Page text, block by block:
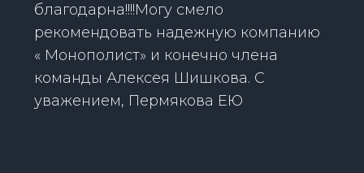
благодарна!!!!Могу смело
рекомендовать надежную компанию
« Монополист» и конечно члена
команды Алексея Шишкова. С
уважением, Пермякова ЕЮ